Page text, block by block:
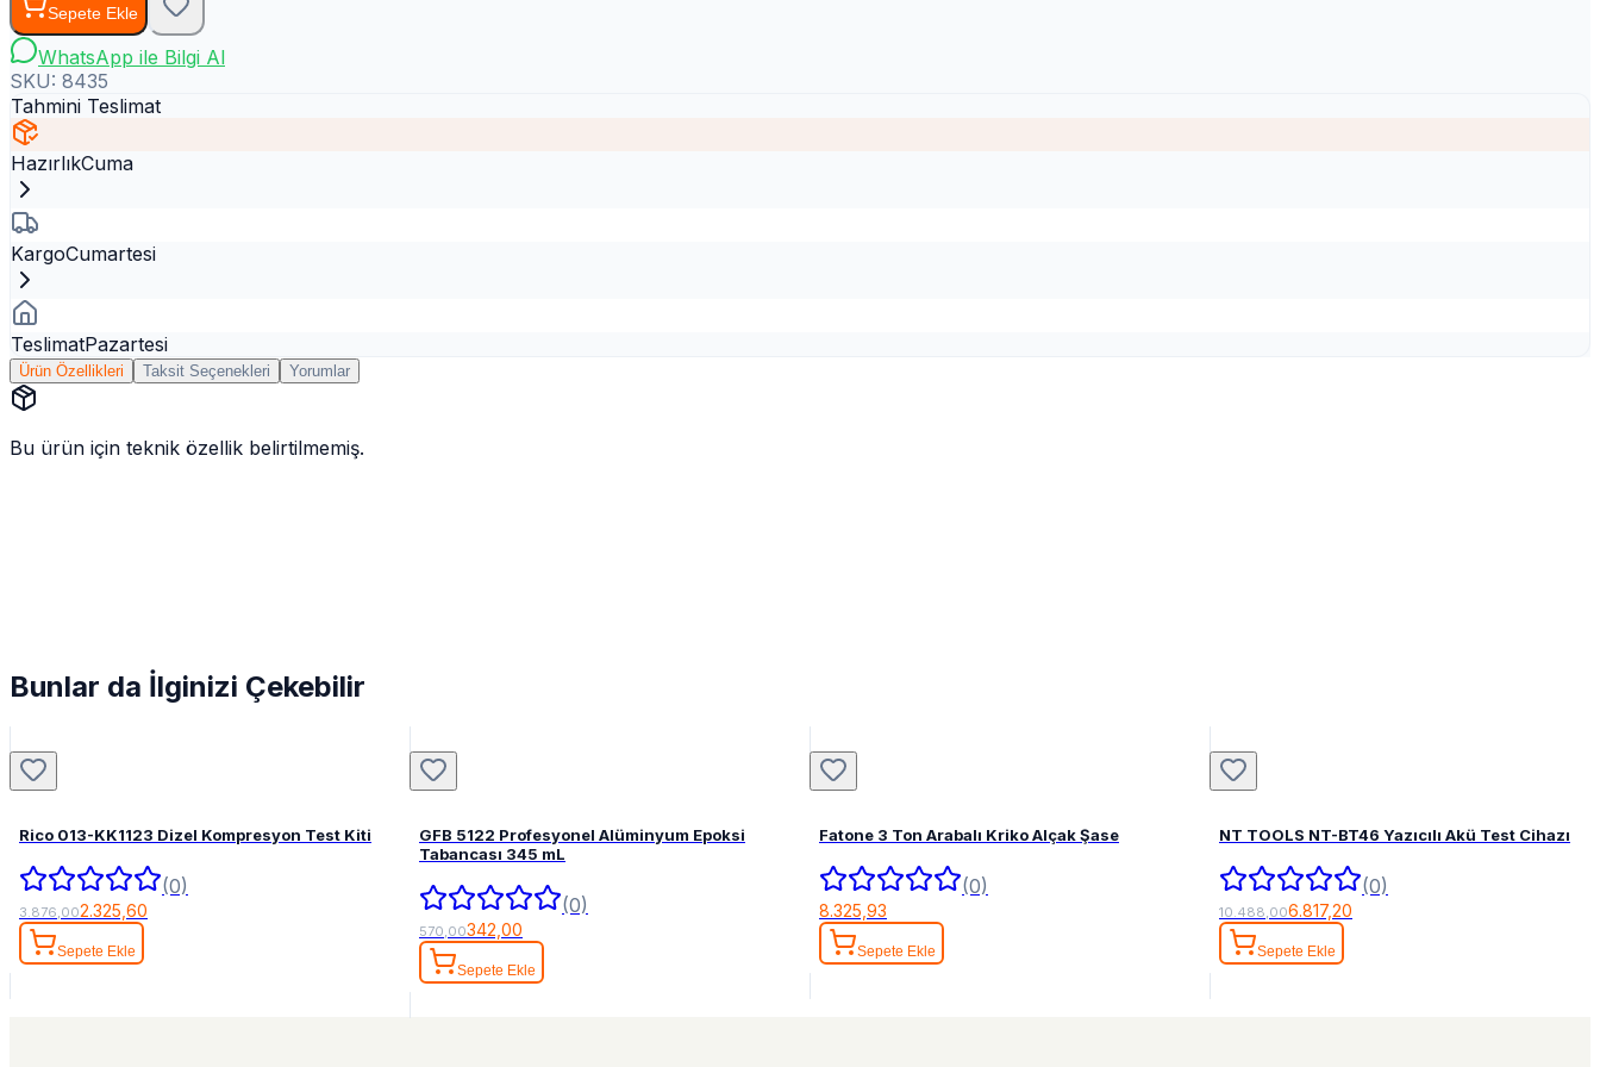
Sepete Ekle
WhatsApp ile Bilgi Al
SKU: 8435
Tahmini Teslimat
HazırlıkCuma
KargoCumartesi
TeslimatPazartesi
Ürün Özellikleri Taksit Seçenekleri Yorumlar
Bu ürün için teknik özellik belirtilmemiş.
Bunlar da İlginizi Çekebilir
Rico 013-KK1123 Dizel Kompresyon Test Kiti
(0)
3.876,002.325,60
Sepete Ekle
GFB 5122 Profesyonel Alüminyum Epoksi
Tabancası 345 mL
(0)
570,00342,00
Sepete Ekle
Fatone 3 Ton Arabalı Kriko Alçak Şase
(0)
8.325,93
Sepete Ekle
NT TOOLS NT-BT46 Yazıcılı Akü Test Cihazı
(0)
10.488,006.817,20
Sepete Ekle